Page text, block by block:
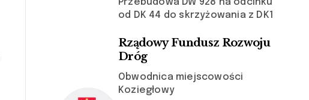
Przebudowa DW 928 na odcinku
od DK 44 do skrzyżowania z DK1
Rządowy Fundusz Rozwoju
Dróg
Obwodnica miejscowości
Koziegłowy